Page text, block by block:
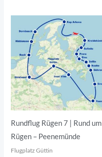
Rundflug Rügen 7 | Rund um
Rügen – Peenemünde
Flugplatz Güttin
Preisspanne:
bis
290,00€